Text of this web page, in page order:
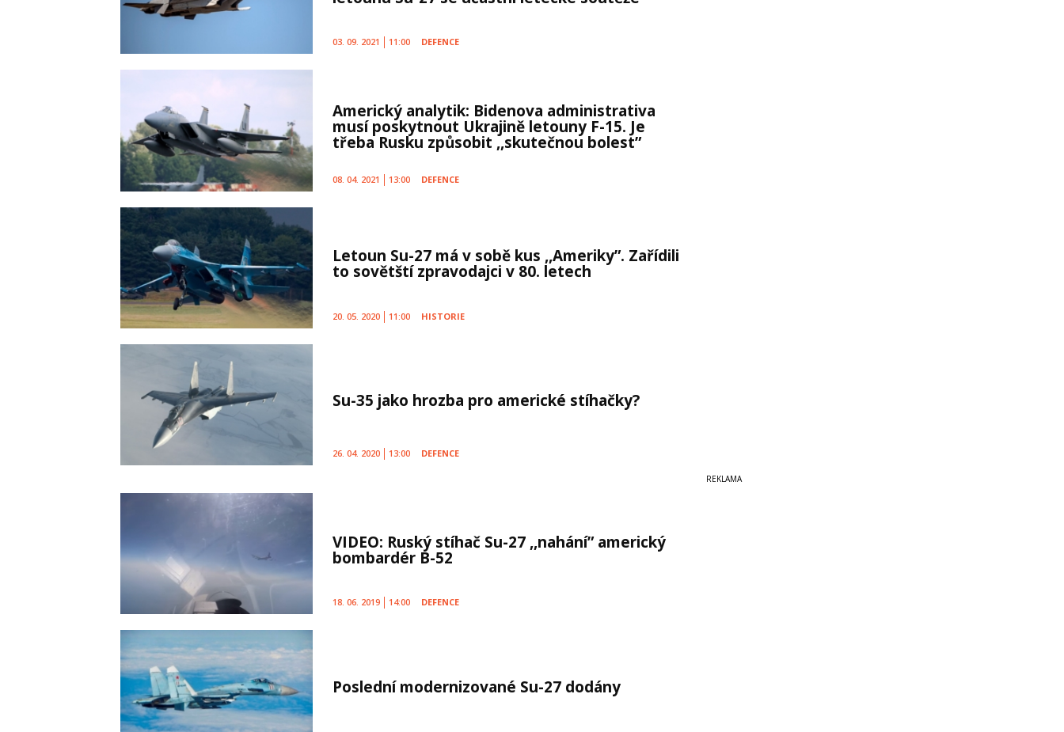
03. 09. 2021 11:00 DEFENCE
Americký analytik: Bidenova administrativa
musí poskytnout Ukrajině letouny F-15. Je
třeba Rusku způsobit ,,skutečnou bolest”
08. 04. 2021 13:00 DEFENCE
Letoun Su-27 má v sobě kus ,,Ameriky”. Zařídili
to sovětští zpravodajci v 80. letech
20. 05. 2020 11:00 HISTORIE
Su-35 jako hrozba pro americké stíhačky?
26. 04. 2020 13:00 DEFENCE
VIDEO: Ruský stíhač Su-27 ,,nahání” americký
bombardér B-52
18. 06. 2019 14:00 DEFENCE
Poslední modernizované Su-27 dodány